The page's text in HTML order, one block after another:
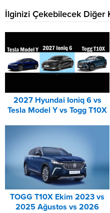
İlginizi Çekebilecek Diğer
2027 Hyundai Ioniq 6 vs
Tesla Model Y vs Togg T10X
TOGG T10X Ekim 2023 vs
2025 Ağustos vs 2026